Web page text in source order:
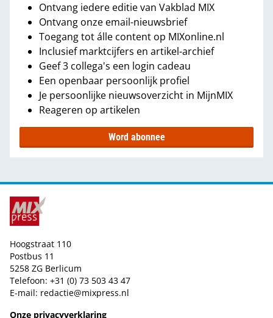
Ontvang iedere editie van Vakblad MIX
Ontvang onze email-nieuwsbrief
Toegang tot álle content op MIXonline.nl
Inclusief marktcijfers en artikel-archief
Geef 3 collega's een login cadeau
Een openbaar persoonlijk profiel
Je persoonlijke nieuwsoverzicht in MijnMIX
Reageren op artikelen
Word abonnee
Hoogstraat 110
Postbus 11
5258 ZG Berlicum
Telefoon: +31 (0) 73 503 43 47
E-mail: redactie@mixpress.nl
Onze privacyverklaring